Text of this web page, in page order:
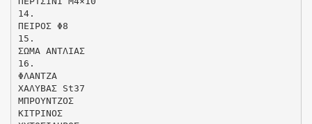
14.
ΠΕΙΡΟΣ Φ8
15.
ΣΩΜΑ ΑΝΤΛΙΑΣ
16.
ΦΛΑΝΤΖΑ
ΧΑΛΥΒΑΣ St37
MΠΡΟΥΝΤΖΟΣ
ΚΙΤΡΙΝΟΣ